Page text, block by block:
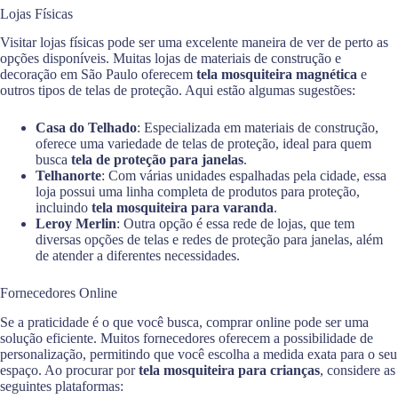
Lojas Físicas
Visitar lojas físicas pode ser uma excelente maneira de ver de perto as
opções disponíveis. Muitas lojas de materiais de construção e
decoração em São Paulo oferecem tela mosquiteira magnética e
outros tipos de telas de proteção. Aqui estão algumas sugestões:
Casa do Telhado: Especializada em materiais de construção,
oferece uma variedade de telas de proteção, ideal para quem
busca tela de proteção para janelas.
Telhanorte: Com várias unidades espalhadas pela cidade, essa
loja possui uma linha completa de produtos para proteção,
incluindo tela mosquiteira para varanda.
Leroy Merlin: Outra opção é essa rede de lojas, que tem
diversas opções de telas e redes de proteção para janelas, além
de atender a diferentes necessidades.
Fornecedores Online
Se a praticidade é o que você busca, comprar online pode ser uma
solução eficiente. Muitos fornecedores oferecem a possibilidade de
personalização, permitindo que você escolha a medida exata para o seu
espaço. Ao procurar portela mosquiteira para crianças, considere as
seguintes plataformas: